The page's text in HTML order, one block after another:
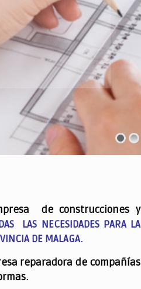
de construcciones y
LAS NECESIDADES PARA LA
DE MALAGA.
reparadora de compañías